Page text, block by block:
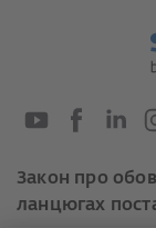
Закон про
ланцюгах